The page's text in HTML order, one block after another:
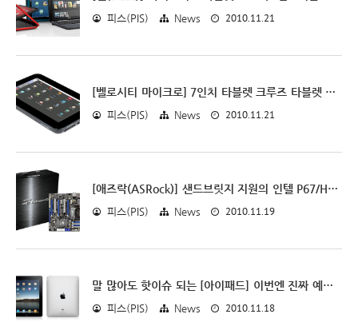
피스(PIS) News 2010.11.21
[벨로시티 마이크로] 7인치 타블렛 크루즈 타블렛 판매 개시(해외)
피스(PIS) News 2010.11.21
[애즈락(ASRock)] 샌드브릿지 지원의 인텔 P67/H67 메인보드 라인업 공개
피스(PIS) News 2010.11.19
말 많아도 핫이슈 되는 [아이패드] 이번엔 진짜 예약판매 돌입! 요금제 살펴보니
피스(PIS) News 2010.11.18